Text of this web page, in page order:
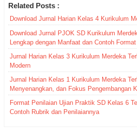
Related Posts :
Download Jurnal Harian Kelas 4 Kurikulum
Download Jurnal PJOK SD Kurikulum
Lengkap dengan Manfaat dan Contoh
Jurnal Harian Kelas 3 Kurikulum Merdeka
Modern
Jurnal Harian Kelas 1 Kurikulum Merdeka
Menyenangkan, dan Fokus Pengembangan
Format Penilaian Ujian Praktik SD Kelas 6
Contoh Rubrik dan Penilaiannya